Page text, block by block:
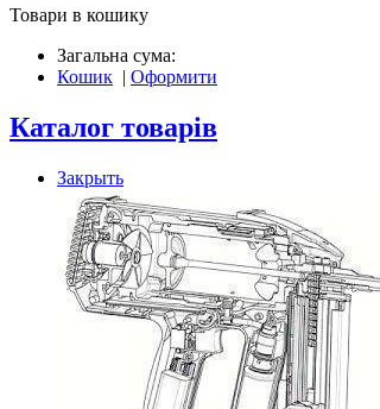
Товари в кошику
Загальна сума:
Кошик | Оформити
Каталог товарів
Закрыть